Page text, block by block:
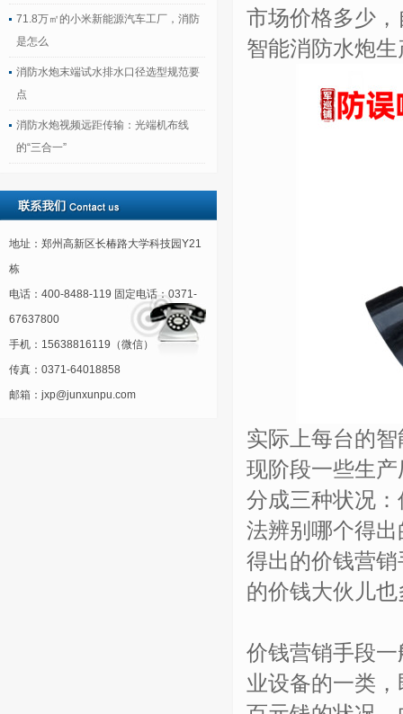
71.8万㎡的小米新能源汽车工厂，消防
是怎么
消防水炮末端试水排水口径选型规范要
点
消防水炮视频远距传输：光端机布线
的“三合一”
地址：郑州高新区长椿路大学科技园Y21
栋
电话：400-8488-119 固定电话：0371-
67637800
手机：15638816119（微信）
传真：0371-64018858
邮箱：jxp@junxunpu.com
市场价格多少
智能消防水炮
实际上每台的
现阶段一些生
分成三种状况
法辨别哪个得
得出的价钱营
的价钱大伙儿
价钱营销手段
业设备的一类